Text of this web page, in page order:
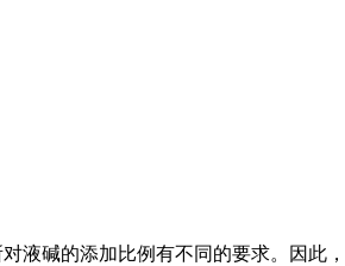
液碱的添加比例有不同的要求。因此